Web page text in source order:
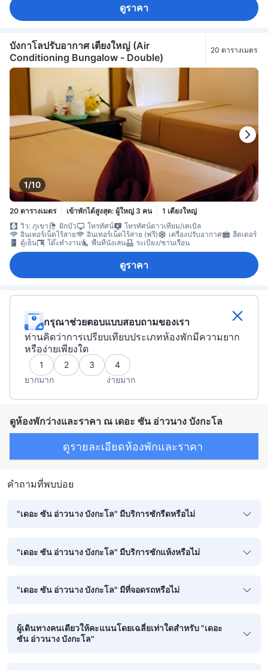
ดูราคา
บังกาโลปรับอากาศ เตียงใหญ่ (Air
Conditioning Bungalow - Double)
20 ตารางเมตร
1/10
20 ตารางเมตร เข้าพักได้สูงสุด: ผู้ใหญ่ 3 คน
1 เตียงใหญ่
วิว: ภูเขา
ฝักบัว โทรทัศน์
โทรทัศน์ดาวเทียม/เคเบิล
อินเทอร์เน็ตไร้สาย
อินเทอร์เน็ตไร้สาย (ฟรี) เครื่องปรับอากาศ
ฮีตเตอร์
ตู้เย็น
โต๊ะทำงาน พื้นที่นั่งเล่น ระเบียง/ชานเรือน
ดูราคา
กรุณาช่วยตอบแบบสอบถามของเรา
ท่านคิดว่าการเปรียบเทียบประเภทห้องพักมีความยาก
หรือง่ายเพียงใด
1 2 3
4
ยากมาก
ง่ายมาก
ดูห้องพักว่างและราคา ณ เดอะ ซัน อ่าวนาง บังกะโล
ดูรายละเอียดห้องพักและราคา
คำถามที่พบบ่อย
"เดอะ ซัน อ่าวนาง บังกะโล" มีบริการซักรีดหรือไม่
"เดอะ ซัน อ่าวนาง บังกะโล" มีบริการซักแห้งหรือไม่
"เดอะ ซัน อ่าวนาง บังกะโล" มีที่จอดรถหรือไม่
ผู้เดินทางคนเดียวให้คะแนนโดยเฉลี่ยเท่าใดสำหรับ "เดอะ
ซัน อ่าวนาง บังกะโล"